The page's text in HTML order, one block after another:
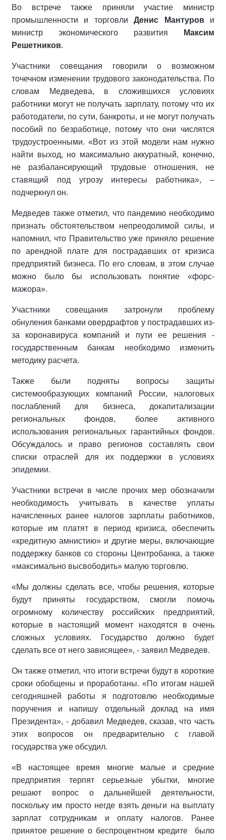
Во встрече также приняли участие министр
промышленности и торговлиДенис Мантурови
министр экономического развития
Максим
Решетников.
Участники совещания говорили о возможном
точечном изменении трудового законодательства. По
словам Медведева, в сложившихся условиях
работники могут не получать зарплату, потому что их
работодатели, по сути, банкроты, и не могут получать
пособий по безработице, потому что они числятся
трудоустроенными. «Вот из этой модели нам нужно
найти выход, но максимально аккуратный, конечно,
не разбалансирующий трудовые отношения, не
ставящий под угрозу интересы работника», –
подчеркнул он.
Медведев также отметил, что пандемию необходимо
признать обстоятельством непреодолимой силы, и
напомнил, что Правительство уже приняло решение
по арендной плате для пострадавших от кризиса
предприятий бизнеса. По его словам, в этом случае
можно было бы использовать понятие «форс-
мажора».
Участники совещания затронули проблему
обнуления банками овердрафтов у пострадавших из-
за коронавируса компаний и пути ее решения -
государственным банкам необходимо изменить
методику расчета.
Также были подняты вопросы защиты
системообразующих компаний России, налоговых
послаблений для бизнеса, докапитализации
региональных фондов, более активного
использования региональных гарантийных фондов.
Обсуждалось и право регионов составлять свои
списки отраслей для их поддержки в условиях
эпидемии.
Участники встречи в числе прочих мер обозначили
необходимость учитывать в качестве уплаты
начисленных ранее налогов зарплаты работников,
которые им платят в период кризиса, обеспечить
«кредитную амнистию» и другие меры, включающие
поддержку банков со стороны Центробанка, а также
«максимально высвободить» малую торговлю.
«Мы должны сделать все, чтобы решения, которые
будут приняты государством, смогли помочь
огромному количеству российских предприятий,
которые в настоящий момент находятся в очень
сложных условиях. Государство должно будет
сделать все от него зависящее», - заявил Медведев.
Он также отметил, что итоги встречи будут в короткие
сроки обобщены и проработаны. «По итогам нашей
сегодняшней работы я подготовлю необходимые
поручения и напишу отдельный доклад на имя
Президента», - добавил Медведев, сказав, что часть
этих вопросов он предварительно с главой
государства уже обсудил.
«В настоящее время многие малые и средние
предприятия терпят серьезные убытки, многие
решают вопрос о дальнейшей деятельности,
поскольку им просто негде взять деньги на выплату
зарплат сотрудникам и оплату налогов. Ранее
принятое решение о беспроцентном кредите было